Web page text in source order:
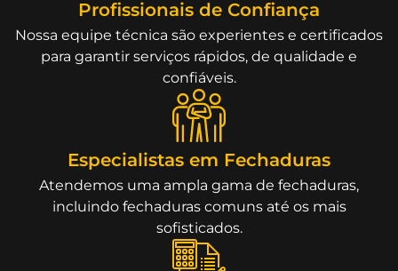
Profissionais de Confiança
Nossa equipe técnica são experientes e certificados
para garantir serviços rápidos, de qualidade e
confiáveis.
Especialistas em Fechaduras
Atendemos uma ampla gama de fechaduras,
incluindo fechaduras comuns até os mais
sofisticados.